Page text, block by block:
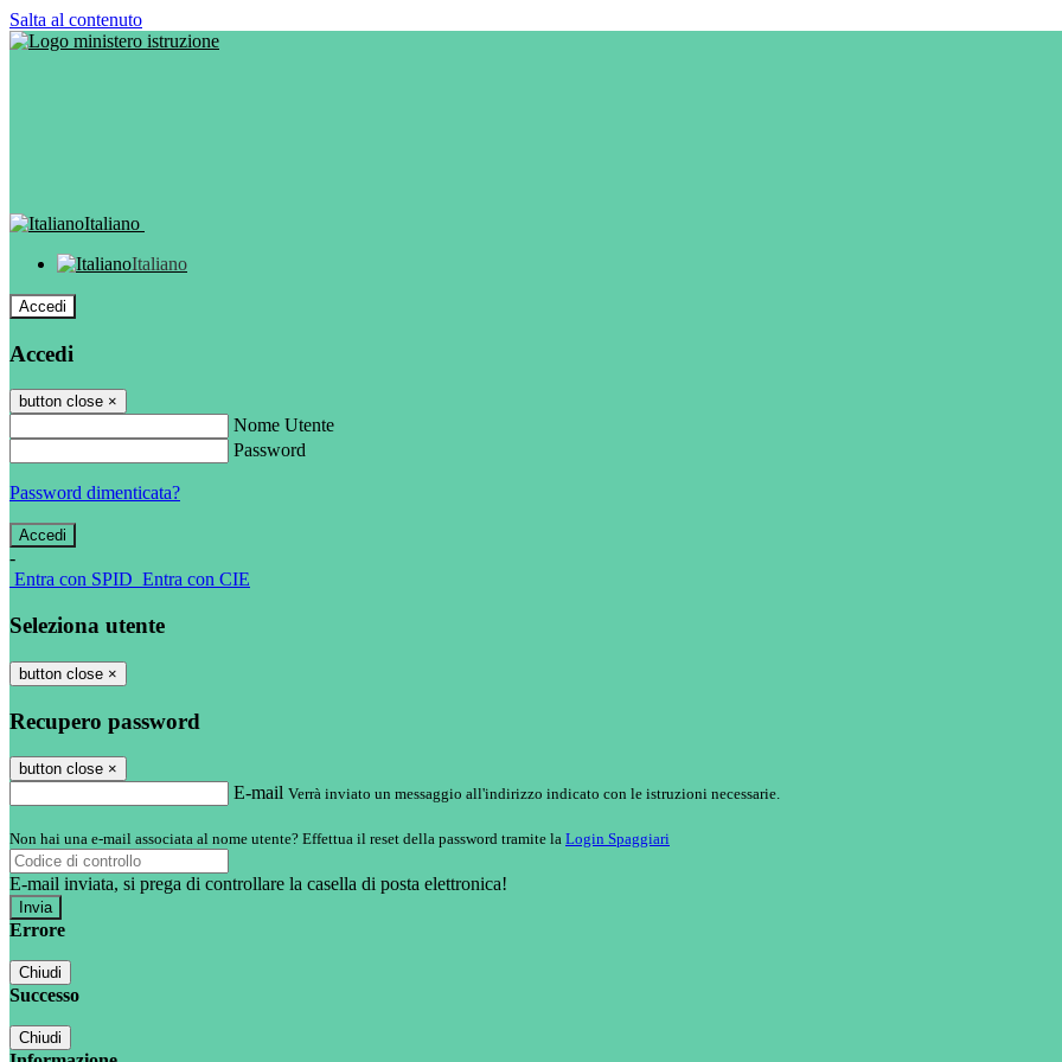
Salta al contenuto
Italiano
Italiano
Accedi
Accedi
button close ×
Nome Utente
Password
Password dimenticata?
-
Entra con SPID Entra con CIE
Seleziona utente
button close ×
Recupero password
button close ×
E-mail Verrà inviato un messaggio all'indirizzo indicato con le istruzioni necessarie.
Non hai una e-mail associata al nome utente? Effettua il reset della password tramite la Login Spaggiari
E-mail inviata, si prega di controllare la casella di posta elettronica!
Errore
Chiudi
Successo
Chiudi